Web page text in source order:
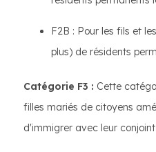
F2B : Pour les fils et
plus) de résidents
Catégorie F3 : Cette
filles mariés de citoyens
d'immigrer avec leur